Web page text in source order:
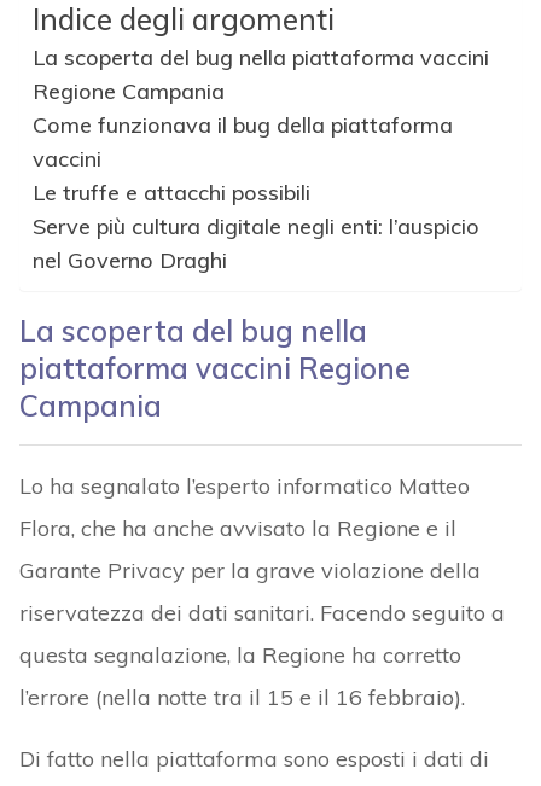
Indice degli argomenti
La scoperta del bug nella piattaforma vaccini
Regione Campania
Come funzionava il bug della piattaforma
vaccini
Le truffe e attacchi possibili
Serve più cultura digitale negli enti: l’auspicio
nel Governo Draghi
La scoperta del bug nella
piattaforma vaccini Regione
Campania
Lo ha segnalato l’esperto informatico Matteo
Flora, che ha anche avvisato la Regione e il
Garante Privacy per la grave violazione della
riservatezza dei dati sanitari. Facendo seguito a
questa segnalazione, la Regione ha corretto
l’errore (nella notte tra il 15 e il 16 febbraio).
Di fatto nella piattaforma sono esposti i dati di